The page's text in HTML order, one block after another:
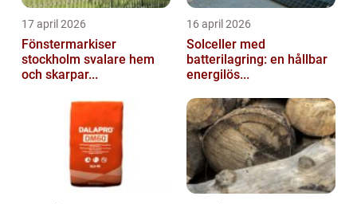
17 april 2026
Fönstermarkiser
stockholm svalare hem
och skarpar...
16 april 2026
Solceller med
batterilagring: en hållbar
energilös...